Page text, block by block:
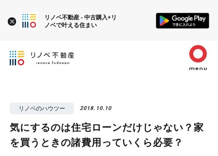
リノベのハウツー 2018.10.10
気にするのは住宅ローンだけじゃない？家
を買うときの諸費用っていくら必要？
リノベ不動産 - 中古購入+リ
ノベで叶える住まい